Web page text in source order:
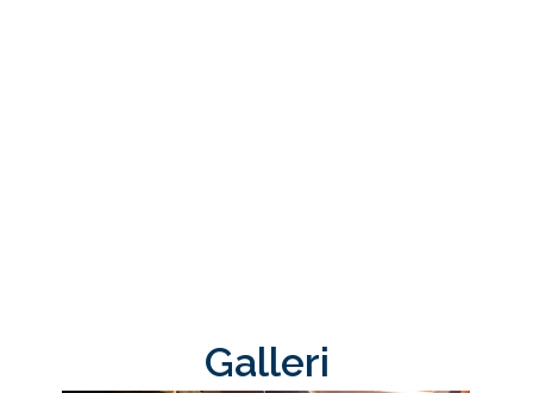
Galleri